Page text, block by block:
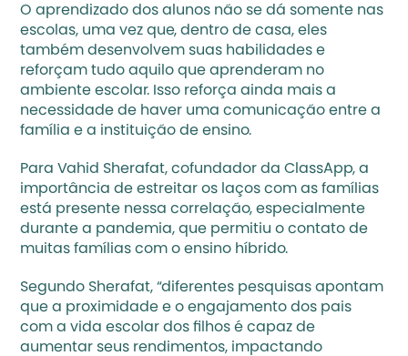
O aprendizado dos alunos não se dá somente nas
escolas, uma vez que, dentro de casa, eles
também desenvolvem suas habilidades e
reforçam tudo aquilo que aprenderam no
ambiente escolar. Isso reforça ainda mais a
necessidade de haver uma comunicação entre a
família e a instituição de ensino.
Para Vahid Sherafat, cofundador da ClassApp, a
importância de estreitar os laços com as famílias
está presente nessa correlação, especialmente
durante a pandemia, que permitiu o contato de
muitas famílias com o ensino híbrido.
Segundo Sherafat, “diferentes pesquisas apontam
que a proximidade e o engajamento dos pais
com a vida escolar dos filhos é capaz de
aumentar seus rendimentos, impactando